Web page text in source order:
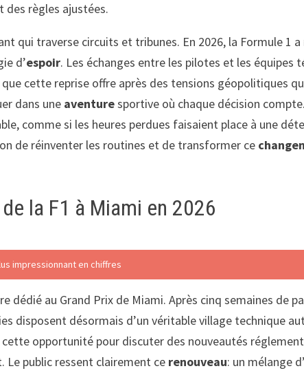
règles ajustées.
qui traverse circuits et tribunes. En 2026, la Formule 1
d’espoir. Les échanges entre les pilotes et les équipes
que cette reprise offre après des tensions géopolitiques
dans une aventuresportive où chaque décision
comme si les heures perdues faisaient place à une
de réinventer les routines et de transformer ce
la F1 à Miami en 2026
impressionnant en chiffres
au Grand Prix de Miami. Après cinq semaines de
disposent désormais d’un véritable village technique
opportunité pour discuter des nouveautés
public ressent clairement ce renouveau: un mélange